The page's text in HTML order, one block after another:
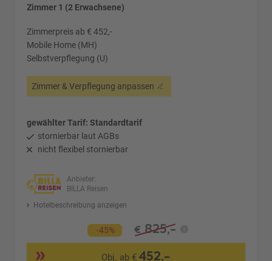
Zimmer 1 (2 Erwachsene)
Zimmerpreis ab € 452,-
Mobile Home (MH)
Selbstverpflegung (U)
Zimmer & Verpflegung anpassen
gewählter Tarif: Standardtarif
stornierbar laut AGBs
nicht flexibel stornierbar
Anbieter:
BILLA Reisen
Hotelbeschreibung anzeigen
-45% € 825,-
Obj. ab €452,-